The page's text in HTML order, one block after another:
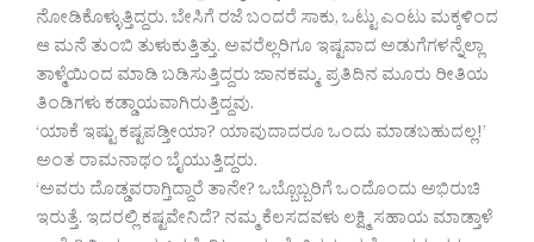
ನೋಡಿಕೊಳ್ಳುತ್ತಿದ್ದರು. ಬೇಸಿಗೆ ರಜೆ ಬಂದರೆ ಸಾಕು, ಒಟ್ಟು ಎಂಟು ಮಕ್ಕಳಿಂದ
ಆ ಮನೆ ತುಂಬಿ ತುಳುಕುತ್ತಿತ್ತು. ಅವರೆಲ್ಲರಿಗೂ ಇಷ್ಟವಾದ ಅಡುಗೆಗಳನ್ನೆಲ್ಲಾ
ತಾಳ್ಮೆಯಿಂದ ಮಾಡಿ ಬಡಿಸುತ್ತಿದ್ದರು ಜಾನಕಮ್ಮ. ಪ್ರತಿದಿನ ಮೂರು ರೀತಿಯ
ತಿಂಡಿಗಳು ಕಡ್ಡಾಯವಾಗಿರುತ್ತಿದ್ದವು.
‘ಯಾಕೆ ಇಷ್ಟು ಕಷ್ಟಪಡ್ತೀಯಾ? ಯಾವುದಾದರೂ ಒಂದು ಮಾಡಬಹುದಲ್ಲ!’
ಅಂತ ರಾಮನಾಥಂ ಬೈಯುತ್ತಿದ್ದರು.
‘ಅವರು ದೊಡ್ಡವರಾಗ್ತಿದ್ದಾರೆ ತಾನೇ? ಒಬ್ಬೊಬ್ಬರಿಗೆ ಒಂದೊಂದು ಅಭಿರುಚಿ
ಇರುತ್ತೆ. ಇದರಲ್ಲಿ ಕಷ್ಟವೇನಿದೆ? ನಮ್ಮ ಕೆಲಸದವಳು ಲಕ್ಷ್ಮಿ ಸಹಾಯ ಮಾಡ್ತಾಳೆ